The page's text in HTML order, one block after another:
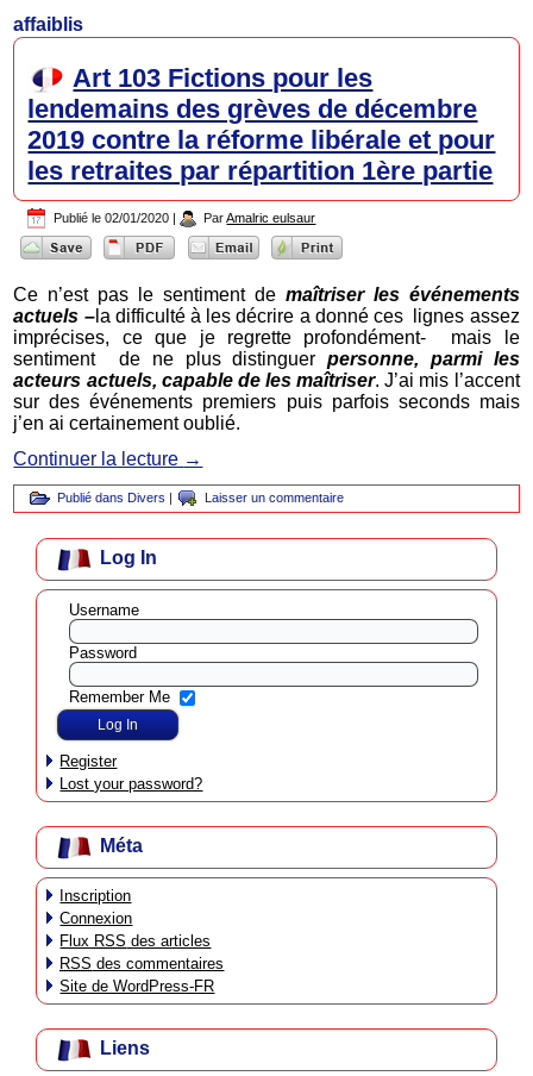
affaiblis
Art 103 Fictions pour les
lendemains des grèves de décembre
2019 contre la réforme libérale et pour
les retraites par répartition 1ère partie
Publié le 02/01/2020 | Par Amalric eulsaur
Ce n’est pas le sentiment de maîtriser les événements
actuels –la difficulté à les décrire a donné ces lignes assez
imprécises, ce que je regrette profondément- mais le
sentiment de ne plus distinguerpersonne, parmi les
acteurs actuels, capable de les maîtriser. J’ai mis l’accent
sur des événements premiers puis parfois seconds mais
j’en ai certainement oublié.
Continuer la lecture →
Publié dans Divers | Laisser un commentaire
Log In
Username
Password
Remember Me
Register
Lost your password?
Méta
Inscription
Connexion
Flux RSS des articles
RSS des commentaires
Site de WordPress-FR
Liens